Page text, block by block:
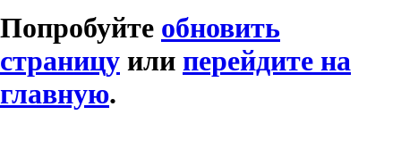
Попробуйте обновить
страницу или перейдите на
главную.